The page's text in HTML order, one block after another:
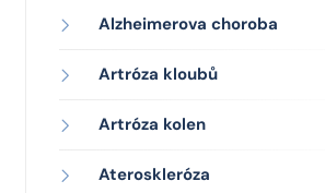
Alzheimerova choroba
Artróza kloubů
Artróza kolen
Ateroskleróza